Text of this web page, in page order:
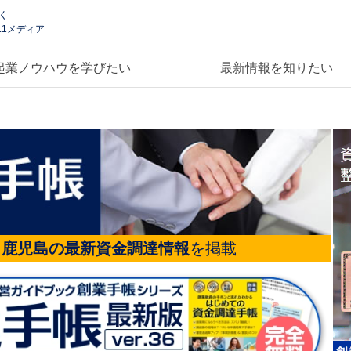
メディア
業ノウハウを学びたい 最新情報を知りたい
鹿児島の最新資金調達情報を掲載